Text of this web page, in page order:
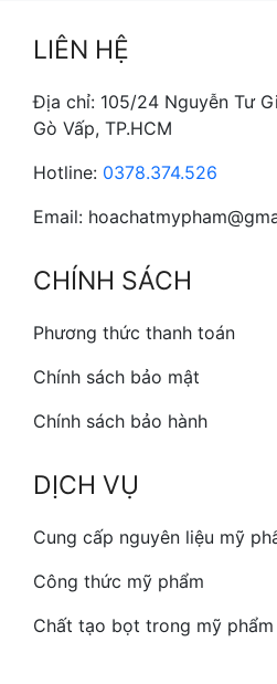
LIÊN HỆ
Địa chỉ: 105/24 Nguyễn Tư
Gò Vấp, TP.HCM
Hotline: 0378.374.526
Email:
CHÍNH SÁCH
Phương thức thanh toán
Chính sách bảo mật
Chính sách bảo hành
DỊCH VỤ
Cung cấp nguyên liệu mỹ
Công thức mỹ phẩm
Chất tạo bọt trong mỹ phẩm